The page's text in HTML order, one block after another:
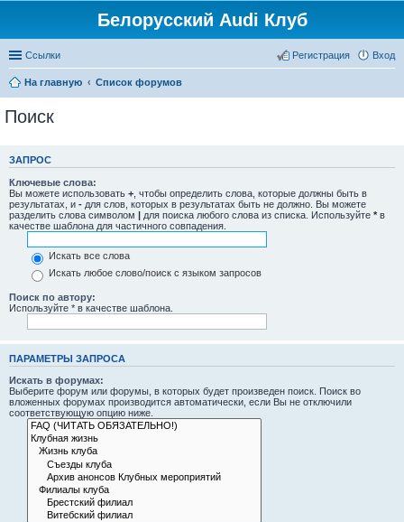
Белорусский Audi Клуб
Ссылки Вход
Регистрация
На главную Список форумов
Поиск
ЗАПРОС
Ключевые слова:
Вы можете использовать + , чтобы определить слова, которые должны быть в
результатах, и - для слов, которых в результатах быть не должно. Вы можете
разделить слова символом | для поиска любого слова из списка. Используйте * в
качестве шаблона для частичного совпадения.
Искать все слова
Искать любое слово/поиск с языком запросов
Поиск по автору:
Используйте * в качестве шаблона.
ПАРАМЕТРЫ ЗАПРОСА
Искать в форумах:
Выберите форум или форумы, в которых будет произведен поиск. Поиск во
вложенных форумах производится автоматически, если Вы не отключили
соответствующую опцию ниже.